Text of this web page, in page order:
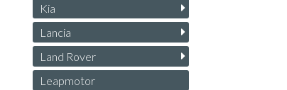
Kia
Lancia
Land Rover
Leapmotor